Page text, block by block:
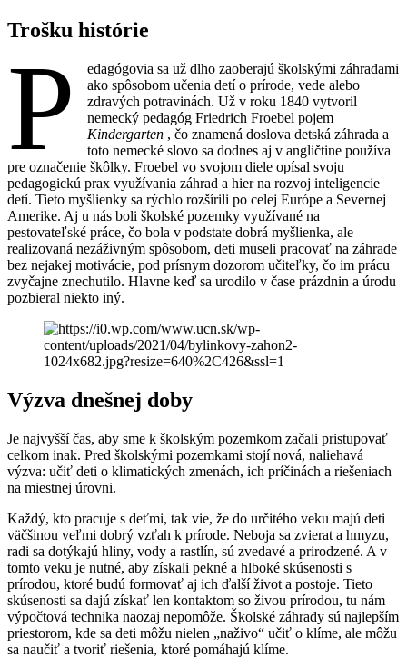
Trošku histórie
P
edagógovia sa už dlho zaoberajú školskými záhradami
ako spôsobom učenia detí o prírode, vede alebo
zdravých potravinách. Už v roku 1840 vytvoril
nemecký pedagóg Friedrich Froebel pojem
Kindergarten , čo znamená doslova detská záhrada a
toto nemecké slovo sa dodnes aj v angličtine používa
pre označenie škôlky. Froebel vo svojom diele opísal svoju
pedagogickú prax využívania záhrad a hier na rozvoj inteligencie
detí. Tieto myšlienky sa rýchlo rozšírili po celej Európe a Severnej
Amerike. Aj u nás boli školské pozemky využívané na
pestovateľské práce, čo bola v podstate dobrá myšlienka, ale
realizovaná nezáživným spôsobom, deti museli pracovať na záhrade
bez nejakej motivácie, pod prísnym dozorom učiteľky, čo im prácu
zvyčajne znechutilo. Hlavne keď sa urodilo v čase prázdnin a úrodu
pozbieral niekto iný.
Výzva dnešnej doby
Je najvyšší čas, aby sme k školským pozemkom začali pristupovať
celkom inak. Pred školskými pozemkami stojí nová, naliehavá
výzva: učiť deti o klimatických zmenách, ich príčinách a riešeniach
na miestnej úrovni.
Každý, kto pracuje s deťmi, tak vie, že do určitého veku majú deti
väčšinou veľmi dobrý vzťah k prírode. Neboja sa zvierat a hmyzu,
radi sa dotýkajú hliny, vody a rastlín, sú zvedavé a prirodzené. A v
tomto veku je nutné, aby získali pekné a hlboké skúsenosti s
prírodou, ktoré budú formovať aj ich ďalší život a postoje. Tieto
skúsenosti sa dajú získať len kontaktom so živou prírodou, tu nám
výpočtová technika naozaj nepomôže. Školské záhrady sú najlepším
priestorom, kde sa deti môžu nielen „naživo“ učiť o klíme, ale môžu
sa naučiť a tvoriť riešenia, ktoré pomáhajú klíme.